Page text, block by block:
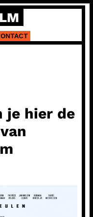
je hier de